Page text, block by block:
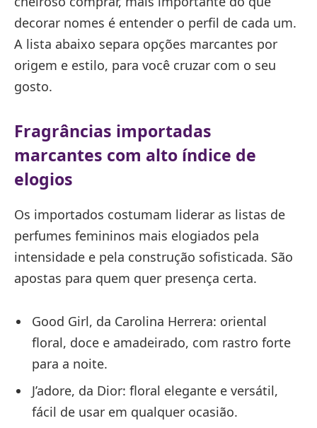
decorar nomes é entender o perfil de cada um.
A lista abaixo separa opções marcantes por
origem e estilo, para você cruzar com o seu
gosto.
Fragrâncias importadas
marcantes com alto índice de
elogios
Os importados costumam liderar as listas de
perfumes femininos mais elogiados pela
intensidade e pela construção sofisticada. São
apostas para quem quer presença certa.
Good Girl, da Carolina Herrera: oriental
floral, doce e amadeirado, com rastro forte
para a noite.
J’adore, da Dior: floral elegante e versátil,
fácil de usar em qualquer ocasião.